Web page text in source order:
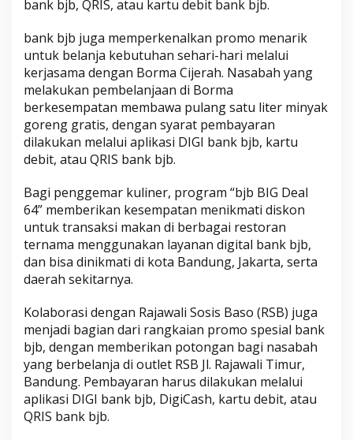
bank bjb, QRIS, atau kartu debit bank bjb.
bank bjb juga memperkenalkan promo menarik
untuk belanja kebutuhan sehari-hari melalui
kerjasama dengan Borma Cijerah. Nasabah yang
melakukan pembelanjaan di Borma
berkesempatan membawa pulang satu liter minyak
goreng gratis, dengan syarat pembayaran
dilakukan melalui aplikasi DIGI bank bjb, kartu
debit, atau QRIS bank bjb.
Bagi penggemar kuliner, program “bjb BIG Deal
64” memberikan kesempatan menikmati diskon
untuk transaksi makan di berbagai restoran
ternama menggunakan layanan digital bank bjb,
dan bisa dinikmati di kota Bandung, Jakarta, serta
daerah sekitarnya.
Kolaborasi dengan Rajawali Sosis Baso (RSB) juga
menjadi bagian dari rangkaian promo spesial bank
bjb, dengan memberikan potongan bagi nasabah
yang berbelanja di outlet RSB Jl. Rajawali Timur,
Bandung. Pembayaran harus dilakukan melalui
aplikasi DIGI bank bjb, DigiCash, kartu debit, atau
QRIS bank bjb.